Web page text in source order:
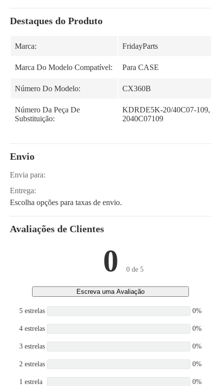
Destaques do Produto
Marca: FridayParts
Marca Do Modelo Compatível: Para CASE
Número Do Modelo: CX360B
Número Da Peça De
Substituição:
KDRDE5K-20/40C07-109,
2040C07109
Envio
Envia para:
Entrega:
Escolha opções para taxas de envio.
Avaliações de Clientes
0 0 de 5
Escreva uma Avaliação
5 estrelas 0%
4 estrelas 0%
3 estrelas 0%
2 estrelas 0%
1 estrela 0%